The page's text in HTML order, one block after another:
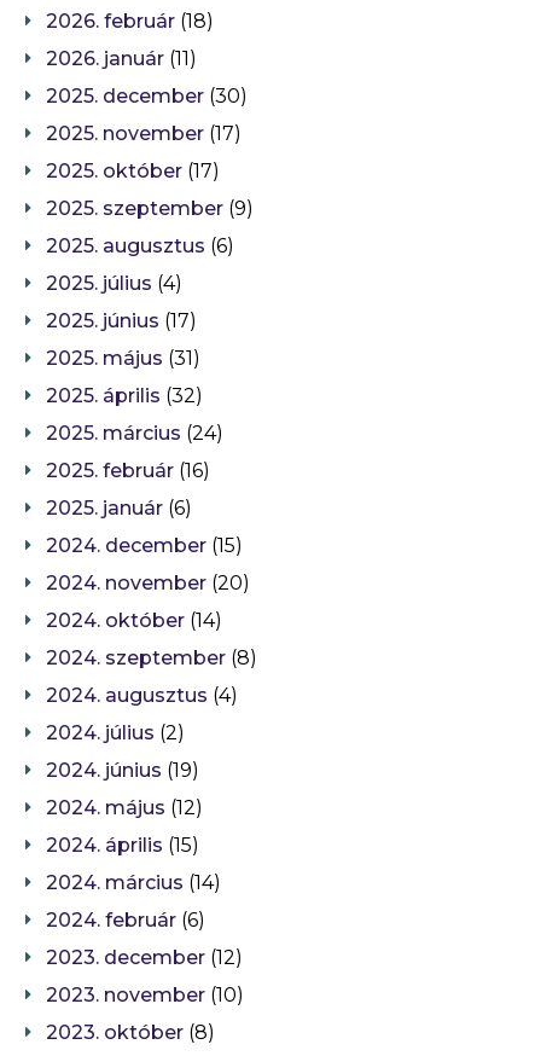
2026. február (18)
2026. január (11)
2025. december (30)
2025. november (17)
2025. október (17)
2025. szeptember (9)
2025. augusztus (6)
2025. július (4)
2025. június (17)
2025. május (31)
2025. április (32)
2025. március (24)
2025. február (16)
2025. január (6)
2024. december (15)
2024. november (20)
2024. október (14)
2024. szeptember (8)
2024. augusztus (4)
2024. július (2)
2024. június (19)
2024. május (12)
2024. április (15)
2024. március (14)
2024. február (6)
2023. december (12)
2023. november (10)
2023. október (8)